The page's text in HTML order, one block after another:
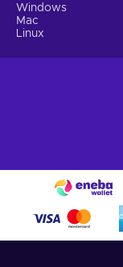
Windows
Mac
Linux